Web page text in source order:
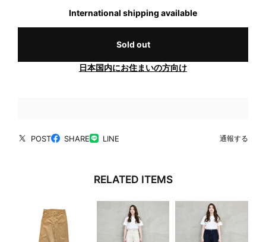
International shipping available
Sold out
日本国内にお住まいの方向け
POST SHARE LINE 通報する
RELATED ITEMS